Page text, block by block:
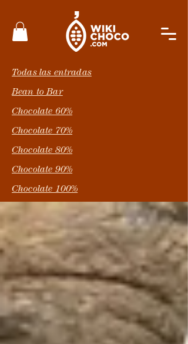
Todas las entradas
Bean to Bar
Chocolate 60%
Chocolate 70%
Chocolate 80%
Chocolate 90%
Chocolate 100%